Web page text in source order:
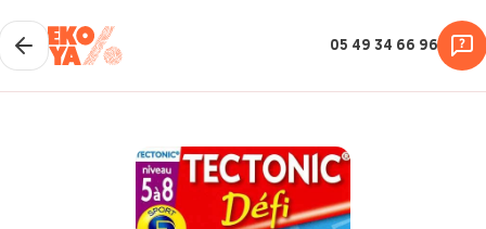
05 49 34 66 96